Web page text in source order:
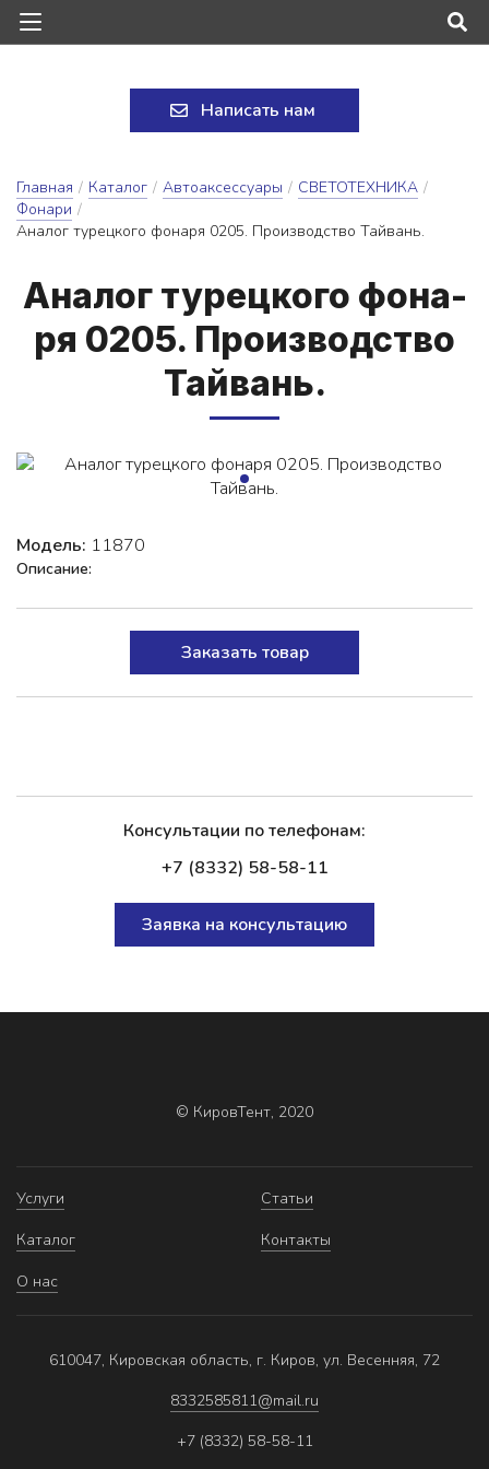
Написать нам
Главная / Каталог / Автоаксессуары / СВЕТОТЕХНИКА /
Фонари /
Аналог турецкого фонаря 0205. Производство Тайвань.
А­на­лог ту­рец­ко­го фо­на­
ря 0205. Про­из­водс­тво
Тай­вань.
Модель: 11870
Описание:
Заказать товар
Консультации по телефонам:
+7 (8332) 58-58-11
Заявка на консультацию
© КировТент, 2020
Услуги
Каталог
О нас
Статьи
Контакты
610047, Кировская область, г. Киров, ул. Весенняя, 72
8332585811@mail.ru
+7 (8332) 58-58-11